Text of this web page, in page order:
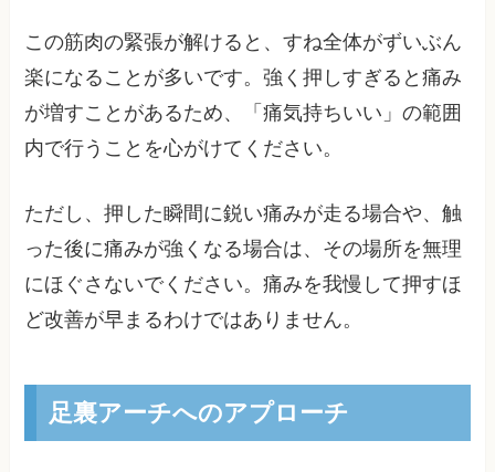
この筋肉の緊張が解けると、すね全体がずいぶん
楽になることが多いです。強く押しすぎると痛み
が増すことがあるため、「痛気持ちいい」の範囲
内で行うことを心がけてください。
ただし、押した瞬間に鋭い痛みが走る場合や、触
った後に痛みが強くなる場合は、その場所を無理
にほぐさないでください。痛みを我慢して押すほ
ど改善が早まるわけではありません。
足裏アーチへのアプローチ